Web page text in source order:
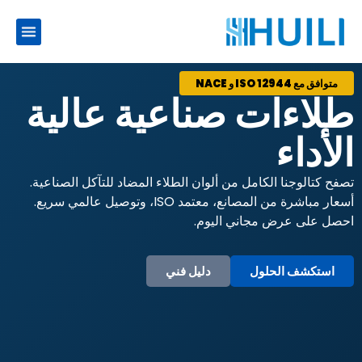
متوافق مع ISO 12944 و NACE
طلاءات صناعية عالية
الأداء
تصفح كتالوجنا الكامل من ألوان الطلاء المضاد للتآكل الصناعية.
أسعار مباشرة من المصانع، معتمد ISO، وتوصيل عالمي سريع.
احصل على عرض مجاني اليوم.
استكشف الحلول دليل فني